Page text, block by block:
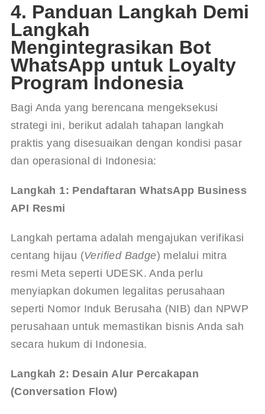
4. Panduan Langkah Demi
Langkah
Mengintegrasikan Bot
WhatsApp untuk Loyalty
Program Indonesia
Bagi Anda yang berencana mengeksekusi
strategi ini, berikut adalah tahapan langkah
praktis yang disesuaikan dengan kondisi pasar
dan operasional di Indonesia:
Langkah 1: Pendaftaran WhatsApp Business
API Resmi
Langkah pertama adalah mengajukan verifikasi
centang hijau (Verified Badge) melalui mitra
resmi Meta seperti UDESK. Anda perlu
menyiapkan dokumen legalitas perusahaan
seperti Nomor Induk Berusaha (NIB) dan NPWP
perusahaan untuk memastikan bisnis Anda sah
secara hukum di Indonesia.
Langkah 2: Desain Alur Percakapan
(Conversation Flow)